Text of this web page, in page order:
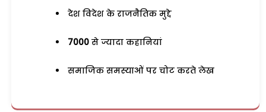
देश विदेश के राजनैतिक मुद्दे
7000 से ज्यादा कहानियां
समाजिक समस्याओं पर चोट करते लेख